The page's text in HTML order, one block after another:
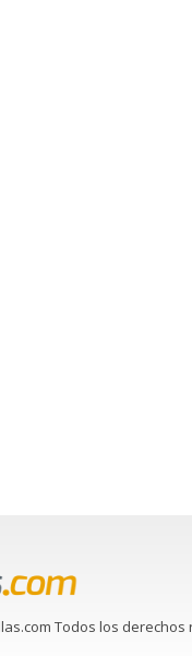
Todos los